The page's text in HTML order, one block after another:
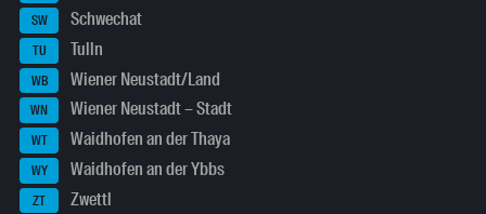
SW Schwechat
TU Tulln
WB Wiener Neustadt/Land
WN Wiener Neustadt – Stadt
WT Waidhofen an der Thaya
WY Waidhofen an der Ybbs
ZT Zwettl